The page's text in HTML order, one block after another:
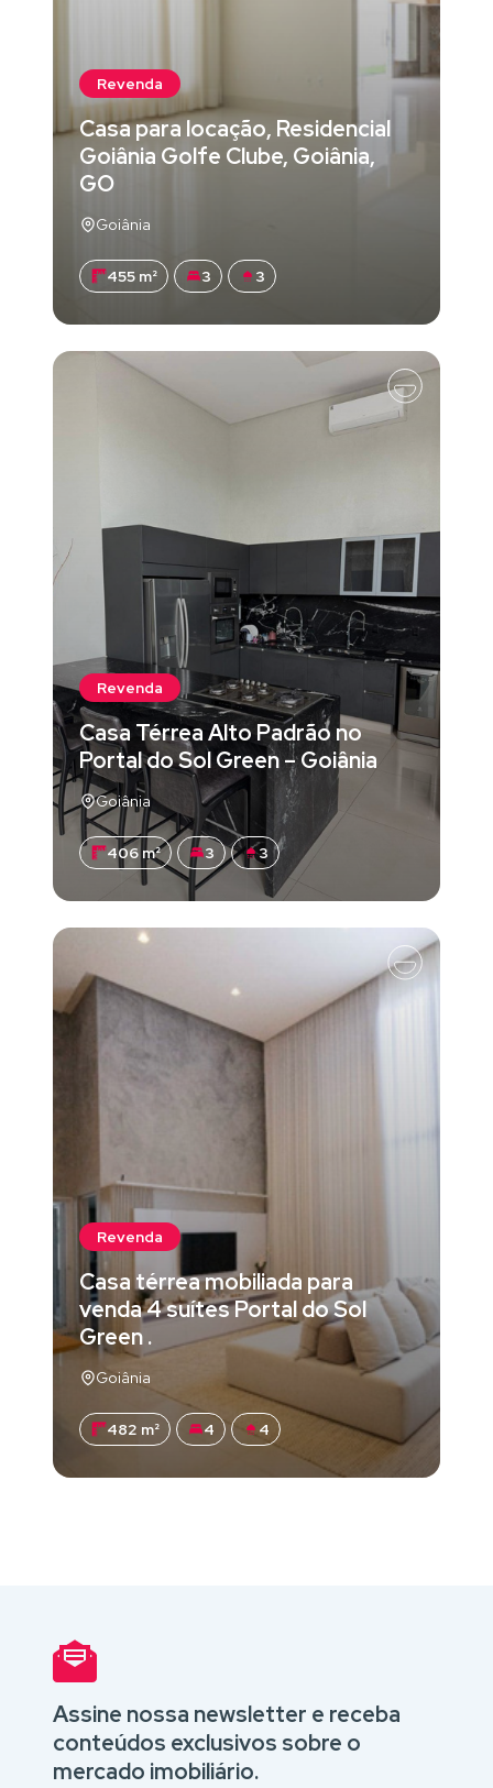
Revenda
Casa para locação, Residencial
Goiânia Golfe Clube, Goiânia,
GO
Goiânia
455 m² 3 3
Revenda
Casa Térrea Alto Padrão no
Portal do Sol Green – Goiânia
Goiânia
406 m² 3 3
Revenda
Casa térrea mobiliada para
venda 4 suítes Portal do Sol
Green .
Goiânia
482 m² 4 4
Assine nossa newsletter e receba
conteúdos exclusivos sobre o
mercado imobiliário.